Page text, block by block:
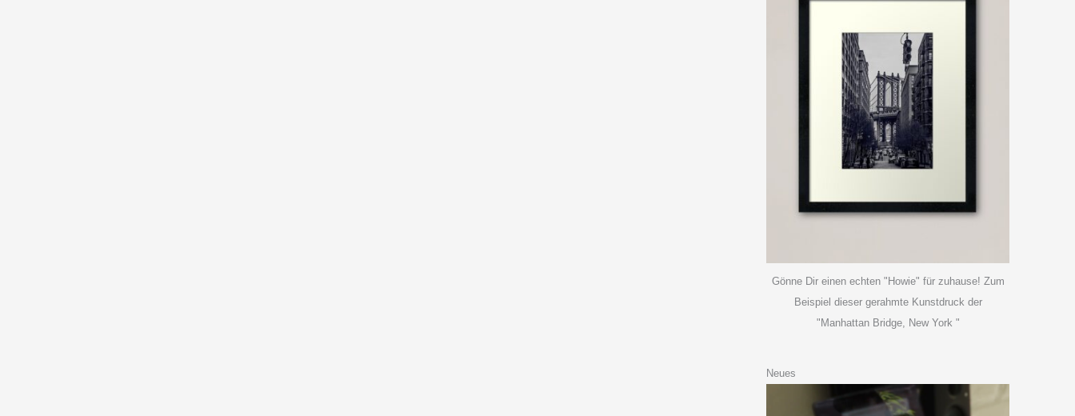
Gönne Dir einen echten "Howie" für zuhause! Zum
Beispiel dieser gerahmte Kunstdruck der
"Manhattan Bridge, New York "
Neues